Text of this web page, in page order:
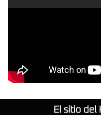
El sitio del